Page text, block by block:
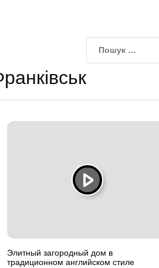
Элитный загородный дом в
традиционном английском стиле